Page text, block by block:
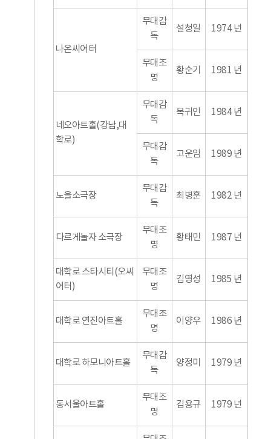
나온씨어터
무대감
독
설청일 1974 년
무대조
명
황순기 1981 년
네오아트홀(강남,대
학로)
무대감
독
목귀인 1984 년
무대감
독
고운임 1989 년
노을소극장
무대감
독
최병훈 1982 년
다르게놀자 소극장
무대조
명
황태민 1987 년
대학로 스타시티(오씨
어터)
무대조
명
김영성 1985 년
대학로 연진아트홀
무대조
명
이양우 1986 년
대학로 하모니아트홀
무대감
독
양정미 1979 년
동서울아트홀
무대조
명
김용규 1979 년